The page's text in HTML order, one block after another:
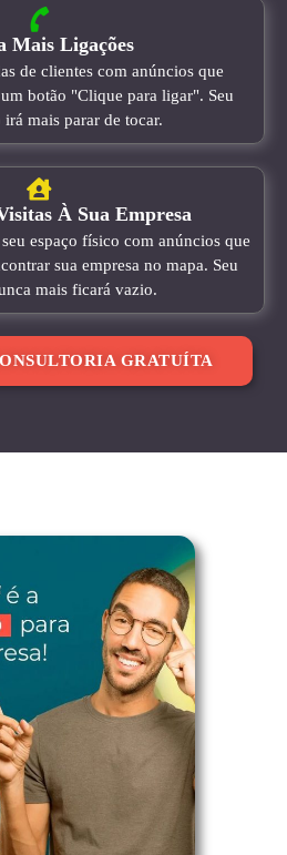
Mais Ligações
de clientes com anúncios que
botão "Clique para ligar". Seu
mais parar de tocar.
À Sua Empresa
espaço físico com anúncios que
sua empresa no mapa. Seu
mais ficará vazio.
GRATUÍTA